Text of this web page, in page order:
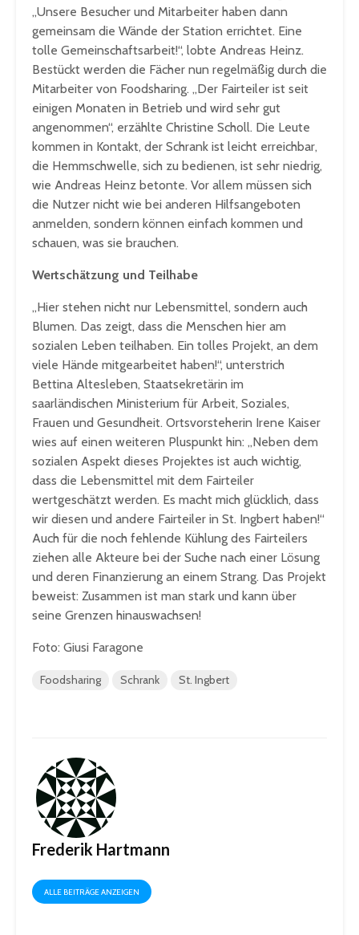
„Unsere Besucher und Mitarbeiter haben dann
gemeinsam die Wände der Station errichtet. Eine
tolle Gemeinschaftsarbeit!“, lobte Andreas Heinz.
Bestückt werden die Fächer nun regelmäßig durch die
Mitarbeiter von Foodsharing. „Der Fairteiler ist seit
einigen Monaten in Betrieb und wird sehr gut
angenommen“, erzählte Christine Scholl. Die Leute
kommen in Kontakt, der Schrank ist leicht erreichbar,
die Hemmschwelle, sich zu bedienen, ist sehr niedrig,
wie Andreas Heinz betonte. Vor allem müssen sich
die Nutzer nicht wie bei anderen Hilfsangeboten
anmelden, sondern können einfach kommen und
schauen, was sie brauchen.
Wertschätzung und Teilhabe
„Hier stehen nicht nur Lebensmittel, sondern auch
Blumen. Das zeigt, dass die Menschen hier am
sozialen Leben teilhaben. Ein tolles Projekt, an dem
viele Hände mitgearbeitet haben!“, unterstrich
Bettina Altesleben, Staatsekretärin im
saarländischen Ministerium für Arbeit, Soziales,
Frauen und Gesundheit. Ortsvorsteherin Irene Kaiser
wies auf einen weiteren Pluspunkt hin: „Neben dem
sozialen Aspekt dieses Projektes ist auch wichtig,
dass die Lebensmittel mit dem Fairteiler
wertgeschätzt werden. Es macht mich glücklich, dass
wir diesen und andere Fairteiler in St. Ingbert haben!“
Auch für die noch fehlende Kühlung des Fairteilers
ziehen alle Akteure bei der Suche nach einer Lösung
und deren Finanzierung an einem Strang. Das Projekt
beweist: Zusammen ist man stark und kann über
seine Grenzen hinauswachsen!
Foto: Giusi Faragone
Foodsharing Schrank St. Ingbert
Frederik Hartmann
ALLE BEITRÄGE ANZEIGEN